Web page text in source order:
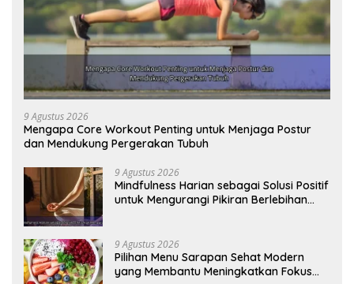
9 Agustus 2026
Mengapa Core Workout Penting untuk Menjaga Postur
dan Mendukung Pergerakan Tubuh
9 Agustus 2026
Mindfulness Harian sebagai Solusi Positif
untuk Mengurangi Pikiran Berlebihan
9 Agustus 2026
Pilihan Menu Sarapan Sehat Modern
yang Membantu Meningkatkan Fokus